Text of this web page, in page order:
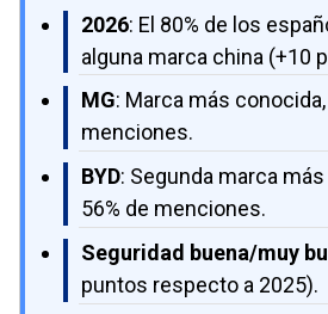
2026: El 80% de los
alguna marca china (+10
MG: Marca más
menciones.
BYD: Segunda marca
56% de menciones.
Seguridad buena/muy
puntos respecto a 2025).